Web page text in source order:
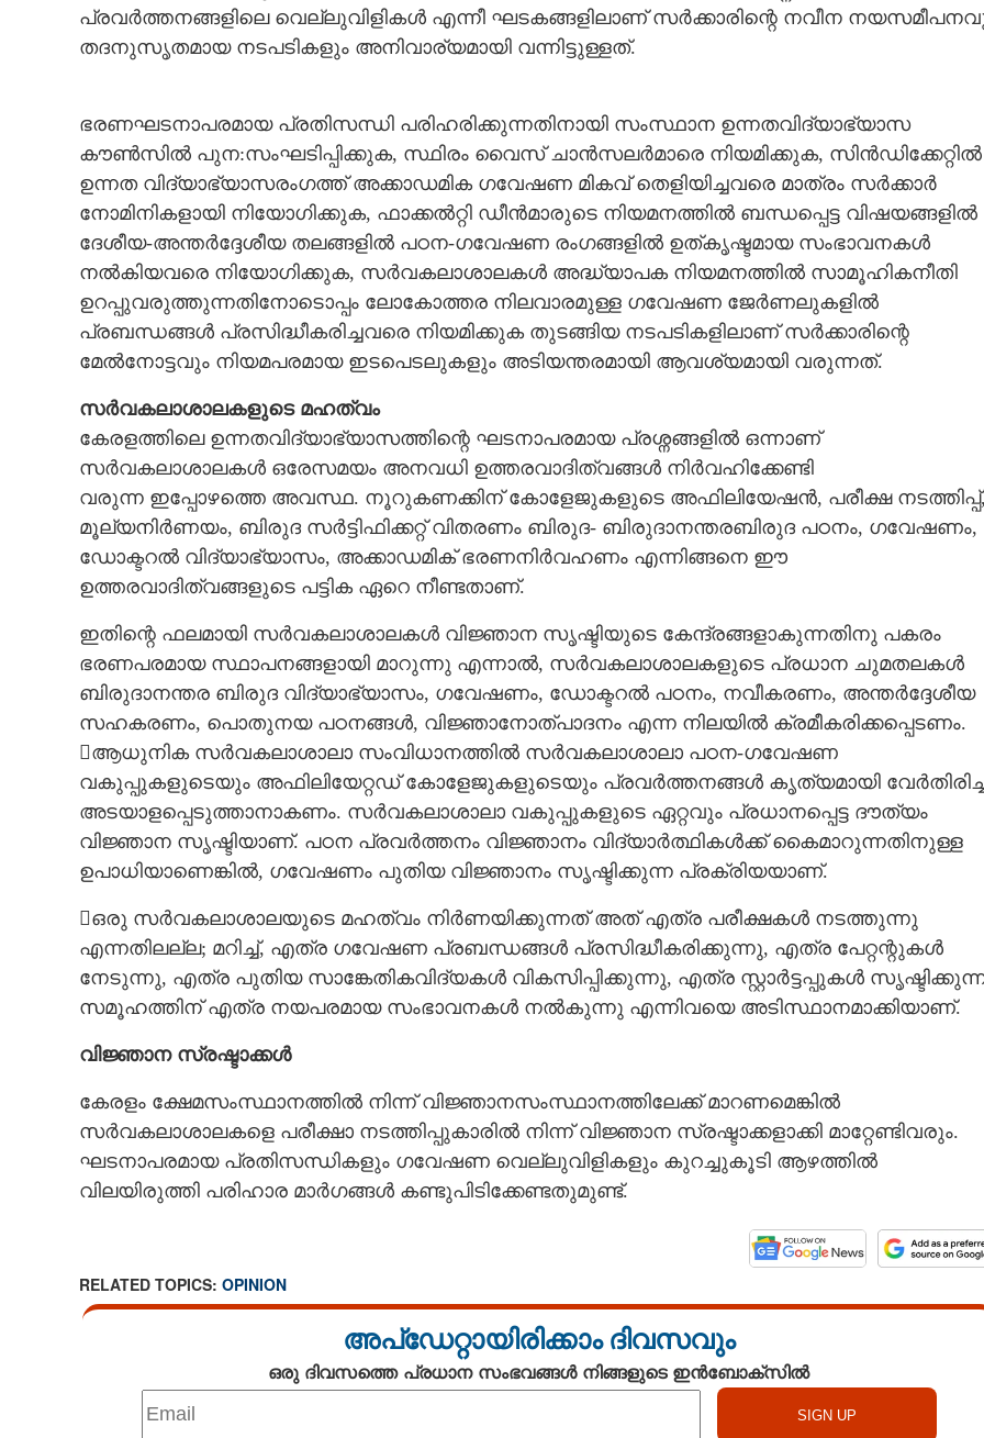
പ്രവർത്തനങ്ങളിലെ വെല്ലുവിളികൾ എന്നീ ഘടകങ്ങളിലാണ് സർക്കാരിന്റെ നവീന
തദനുസൃതമായ നടപടികളും അനിവാര്യമായി വന്നിട്ടുള്ളത്.
ഭരണഘടനാപരമായ പ്രതിസന്ധി പരിഹരിക്കുന്നതിനായി സംസ്ഥാന ഉന്നതവിദ്യാഭ്യാസ
കൗൺസിൽ പുന:സംഘടിപ്പിക്കുക, സ്ഥിരം വൈസ് ചാൻസലർമാരെ നിയമിക്കുക, സിൻഡിക്കേറ്റിൽ
ഉന്നത വിദ്യാഭ്യാസരംഗത്ത് അക്കാഡമിക ഗവേഷണ മികവ് തെളിയിച്ചവരെ മാത്രം സർക്കാർ
നോമിനികളായി നിയോഗിക്കുക, ഫാക്കൽറ്റി ഡീൻമാരുടെ നിയമനത്തിൽ ബന്ധപ്പെട്ട വിഷയങ്ങളിൽ
ദേശീയ-അന്തർദ്ദേശീയ തലങ്ങളിൽ പഠന-ഗവേഷണ രംഗങ്ങളിൽ ഉത്കൃഷ്ടമായ സംഭാവനകൾ
നൽകിയവരെ നിയോഗിക്കുക, സർവകലാശാലകൾ അദ്ധ്യാപക നിയമനത്തിൽ സാമൂഹികനീതി
ഉറപ്പുവരുത്തുന്നതിനോടൊപ്പം ലോകോത്തര നിലവാരമുള്ള ഗവേഷണ ജേർണലുകളിൽ
പ്രബന്ധങ്ങൾ പ്രസിദ്ധീകരിച്ചവരെ നിയമിക്കുക തുടങ്ങിയ നടപടികളിലാണ് സർക്കാരിന്റെ
മേൽനോട്ടവും നിയമപരമായ ഇടപെടലുകളും അടിയന്തരമായി ആവശ്യമായി വരുന്നത്.
സർവകലാശാലകളുടെ മഹത്വം
കേരളത്തിലെ ഉന്നതവിദ്യാഭ്യാസത്തിന്റെ ഘടനാപരമായ പ്രശ്നങ്ങളിൽ ഒന്നാണ്
സർവകലാശാലകൾ ഒരേസമയം അനവധി ഉത്തരവാദിത്വങ്ങൾ നിർവഹിക്കേണ്ടി
വരുന്ന ഇപ്പോഴത്തെ അവസ്ഥ. നൂറുകണക്കിന് കോളേജുകളുടെ അഫിലിയേഷൻ, പരീക്ഷ
മൂല്യനിർണയം, ബിരുദ സർട്ടിഫിക്കറ്റ് വിതരണം ബിരുദ- ബിരുദാനന്തരബിരുദ പഠനം, ഗവേഷണം,
ഡോക്ടറൽ വിദ്യാഭ്യാസം, അക്കാഡമിക് ഭരണനിർവഹണം എന്നിങ്ങനെ ഈ
ഉത്തരവാദിത്വങ്ങളുടെ പട്ടിക ഏറെ നീണ്ടതാണ്.
ഇതിന്റെ ഫലമായി സർവകലാശാലകൾ വിജ്ഞാന സൃഷ്ടിയുടെ കേന്ദ്രങ്ങളാകുന്നതിനു പകരം
ഭരണപരമായ സ്ഥാപനങ്ങളായി മാറുന്നു എന്നാൽ, സർവകലാശാലകളുടെ പ്രധാന ചുമതലകൾ
ബിരുദാനന്തര ബിരുദ വിദ്യാഭ്യാസം, ഗവേഷണം, ഡോക്ടറൽ പഠനം, നവീകരണം, അന്തർദ്ദേശീയ
സഹകരണം, പൊതുനയ പഠനങ്ങൾ, വിജ്ഞാനോത്പാദനം എന്ന നിലയിൽ ക്രമീകരിക്കപ്പെടണം.
ആധുനിക സർവകലാശാലാ സംവിധാനത്തിൽ സർവകലാശാലാ പഠന-ഗവേഷണ
വകുപ്പുകളുടെയും അഫിലിയേറ്റഡ് കോളേജുകളുടെയും പ്രവർത്തനങ്ങൾ കൃത്യമായി
അടയാളപ്പെടുത്താനാകണം. സർവകലാശാലാ വകുപ്പുകളുടെ ഏറ്റവും പ്രധാനപ്പെട്ട ദൗത്യം
വിജ്ഞാന സൃഷ്ടിയാണ്. പഠന പ്രവർത്തനം വിജ്ഞാനം വിദ്യാർത്ഥികൾക്ക് കൈമാറുന്നതിനുള്ള
ഉപാധിയാണെങ്കിൽ, ഗവേഷണം പുതിയ വിജ്ഞാനം സൃഷ്ടിക്കുന്ന പ്രക്രിയയാണ്.
ഒരു സർവകലാശാലയുടെ മഹത്വം നിർണയിക്കുന്നത് അത് എത്ര പരീക്ഷകൾ നടത്തുന്നു
എന്നതിലല്ല; മറിച്ച്, എത്ര ഗവേഷണ പ്രബന്ധങ്ങൾ പ്രസിദ്ധീകരിക്കുന്നു, എത്ര പേറ്റന്റുകൾ
നേടുന്നു, എത്ര പുതിയ സാങ്കേതികവിദ്യകൾ വികസിപ്പിക്കുന്നു, എത്ര സ്റ്റാർട്ടപ്പുകൾ
സമൂഹത്തിന് എത്ര നയപരമായ സംഭാവനകൾ നൽകുന്നു എന്നിവയെ അടിസ്ഥാനമാക്കിയാണ്.
വിജ്ഞാന സ്രഷ്ടാക്കൾ
കേരളം ക്ഷേമസംസ്ഥാനത്തിൽ നിന്ന് വിജ്ഞാനസംസ്ഥാനത്തിലേക്ക് മാറണമെങ്കിൽ
സർവകലാശാലകളെ പരീക്ഷാ നടത്തിപ്പുകാരിൽ നിന്ന് വിജ്ഞാന സ്രഷ്ടാക്കളാക്കി മാറ്റേണ്ടിവരും.
ഘടനാപരമായ പ്രതിസന്ധികളും ഗവേഷണ വെല്ലുവിളികളും കുറച്ചുകൂടി ആഴത്തിൽ
വിലയിരുത്തി പരിഹാര മാർഗങ്ങൾ കണ്ടുപിടിക്കേണ്ടതുമുണ്ട്.
RELATED TOPICS: OPINION
അപ്ഡേറ്റായിരിക്കാം ദിവസവും
ഒരു ദിവസത്തെ പ്രധാന സംഭവങ്ങൾ നിങ്ങളുടെ ഇൻബോക്സിൽ
ബഡ്ജറ്റ് നിർദ്ദേശങ്ങളും നൂതന